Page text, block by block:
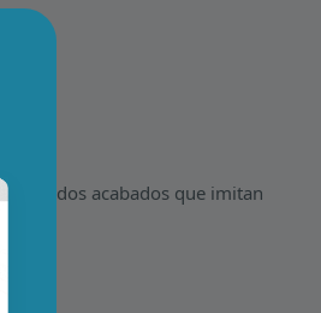
incluidos acabados que imitan